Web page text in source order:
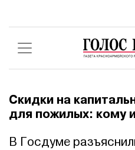
Скидки на
для пожилых: кому
В Госдуме